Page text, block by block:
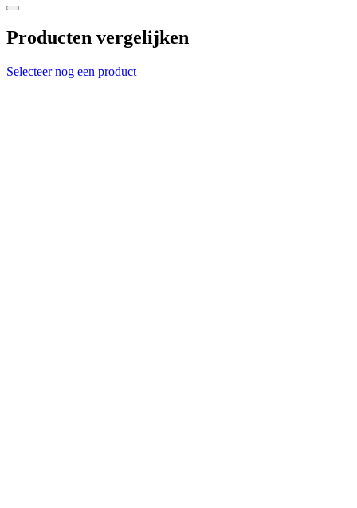
Producten vergelijken
Selecteer nog een product